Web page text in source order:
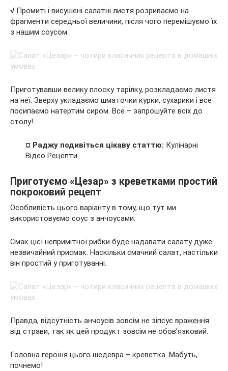
√ Промиті і висушені салатні листя розриваємо на
фрагменти середньої величини, після чого перемішуємо їх
з нашим соусом.
Приготувавши велику плоску тарілку, розкладаємо листя
на неї. Зверху укладаємо шматочки курки, сухарики і все
посипаємо натертим сиром. Все – запрошуйте всіх до
столу!
¤ Раджу подивіться цікаву статтю: Кулінарні
Відео Рецепти
Приготуємо «Цезар» з креветками простий
покроковий рецепт
Особливість цього варіанту в тому, що тут ми
використовуємо соус з анчоусами.
Смак цієї непримітної рибки буде надавати салату дуже
незвичайний присмак. Наскільки смачний салат, настільки
він простий у приготуванні.
Правда, відсутність анчоусів зовсім не зіпсує враження
від страви, так як цей продукт зовсім не обов’язковий.
Головна героїня цього шедевра – креветка. Мабуть,
почнемо!